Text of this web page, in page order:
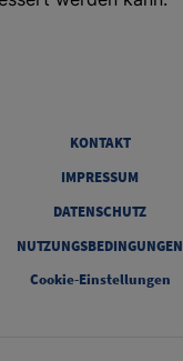
KONTAKT
IMPRESSUM
DATENSCHUTZ
NUTZUNGSBEDINGUNGEN
Cookie-Einstellungen